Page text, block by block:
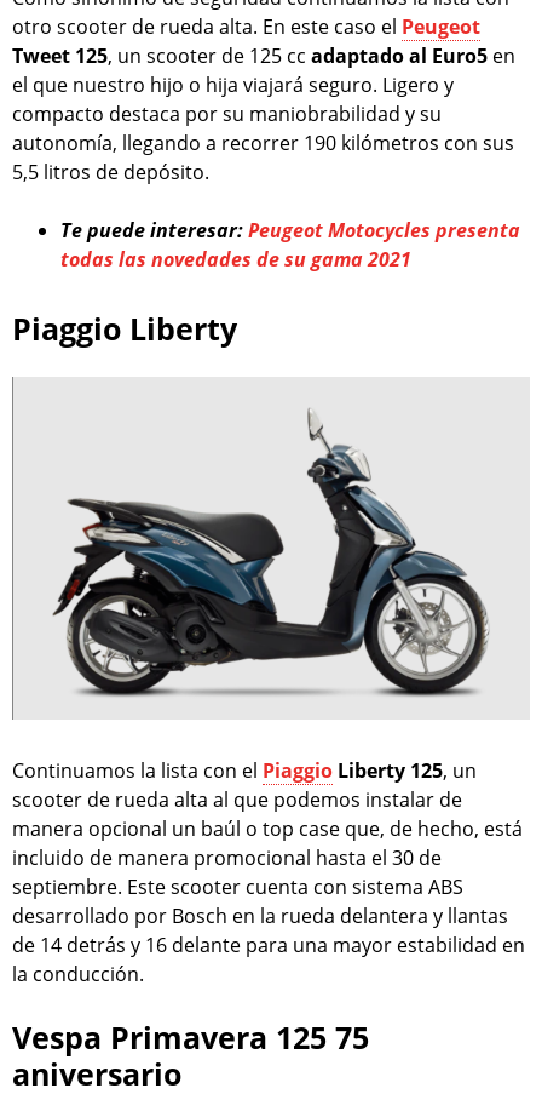
otro scooter de rueda alta. En este caso el Peugeot
Tweet 125, un scooter de 125 cc adaptado al Euro5 en
el que nuestro hijo o hija viajará seguro. Ligero y
compacto destaca por su maniobrabilidad y su
autonomía, llegando a recorrer 190 kilómetros con sus
5,5 litros de depósito.
Te puede interesar:Peugeot Motocycles presenta
todas las novedades de su gama 2021
Piaggio Liberty
Continuamos la lista con el Piaggio Liberty 125, un
scooter de rueda alta al que podemos instalar de
manera opcional un baúl o top case que, de hecho, está
incluido de manera promocional hasta el 30 de
septiembre. Este scooter cuenta con sistema ABS
desarrollado por Bosch en la rueda delantera y llantas
de 14 detrás y 16 delante para una mayor estabilidad en
la conducción.
Vespa Primavera 125 75
aniversario